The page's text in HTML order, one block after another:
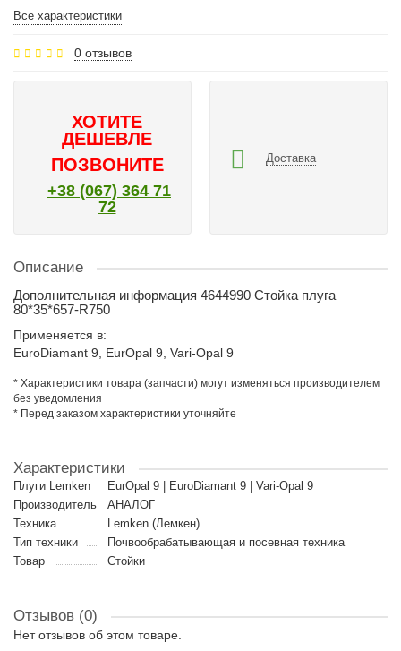
Все характеристики
0 отзывов
ХОТИТЕ
ДЕШЕВЛЕ
ПОЗВОНИТЕ
+38 (067) 364 71
72
Доставка
Описание
Дополнительная информация 4644990 Стойка плуга
80*35*657-R750
Применяется в:
EuroDiamant 9, EurOpal 9, Vari-Opal 9
* Характеристики товара (запчасти) могут изменяться производителем
без уведомления
* Перед заказом характеристики уточняйте
Характеристики
Плуги Lemken
EurOpal 9 | EuroDiamant 9 | Vari-Opal 9
Производитель
АНАЛОГ
Техника
Lemken (Лемкен)
Тип техники
Почвообрабатывающая и посевная техника
Товар
Стойки
Отзывов (0)
Нет отзывов об этом товаре.